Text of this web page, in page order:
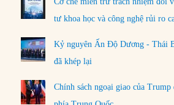
tư khoa học và công nghệ rủi ro
Kỷ nguyên Ấn Độ Dương - Thái
đã khép lại
Chính sách ngoại giao của